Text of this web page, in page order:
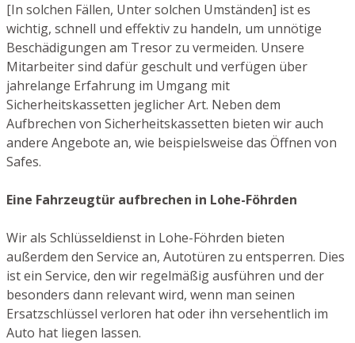
[In solchen Fällen, Unter solchen Umständen] ist es
wichtig, schnell und effektiv zu handeln, um unnötige
Beschädigungen am Tresor zu vermeiden. Unsere
Mitarbeiter sind dafür geschult und verfügen über
jahrelange Erfahrung im Umgang mit
Sicherheitskassetten jeglicher Art. Neben dem
Aufbrechen von Sicherheitskassetten bieten wir auch
andere Angebote an, wie beispielsweise das Öffnen von
Safes.
Eine Fahrzeugtür aufbrechen in Lohe-Föhrden
Wir als Schlüsseldienst in Lohe-Föhrden bieten
außerdem den Service an, Autotüren zu entsperren. Dies
ist ein Service, den wir regelmäßig ausführen und der
besonders dann relevant wird, wenn man seinen
Ersatzschlüssel verloren hat oder ihn versehentlich im
Auto hat liegen lassen.